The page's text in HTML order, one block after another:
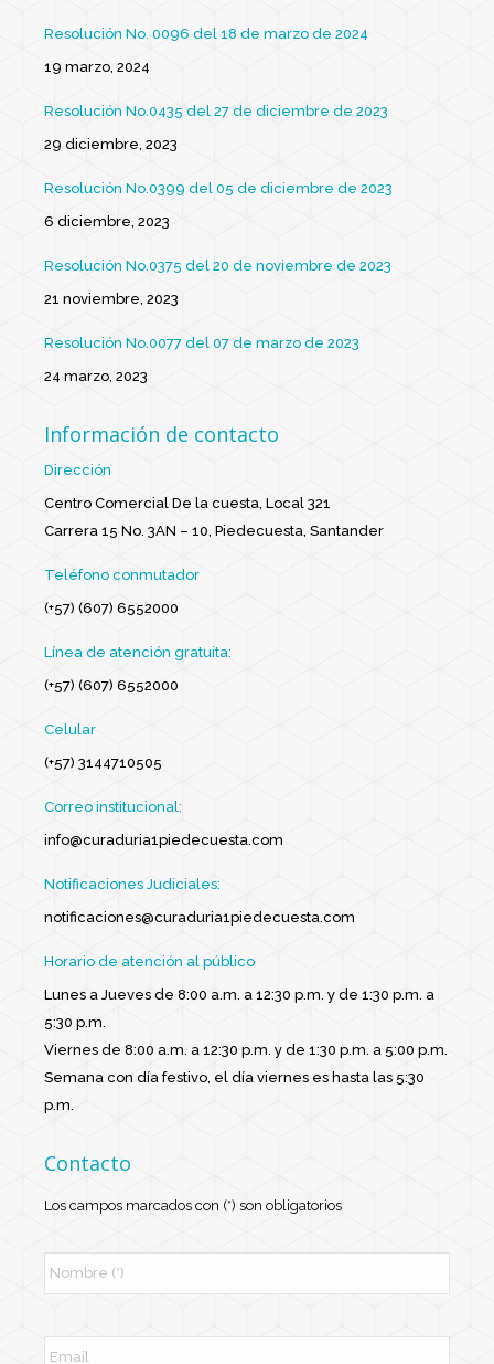
Resolución No. 0096 del 18 de marzo de 2024
19 marzo, 2024
Resolución No.0435 del 27 de diciembre de 2023
29 diciembre, 2023
Resolución No.0399 del 05 de diciembre de 2023
6 diciembre, 2023
Resolución No.0375 del 20 de noviembre de 2023
21 noviembre, 2023
Resolución No.0077 del 07 de marzo de 2023
24 marzo, 2023
Información de contacto
Dirección
Centro Comercial De la cuesta, Local 321
Carrera 15 No. 3AN – 10, Piedecuesta, Santander
Teléfono conmutador
(+57) (607) 6552000
Línea de atención gratuita:
(+57) (607) 6552000
Celular
(+57) 3144710505
Correo institucional:
info@curaduria1piedecuesta.com
Notificaciones Judiciales:
notificaciones@curaduria1piedecuesta.com
Horario de atención al público
Lunes a Jueves de 8:00 a.m. a 12:30 p.m. y de 1:30 p.m. a
5:30 p.m.
Viernes de 8:00 a.m. a 12:30 p.m. y de 1:30 p.m. a 5:00 p.m.
Semana con día festivo, el día viernes es hasta las 5:30
p.m.
Contacto
Los campos marcados con (*) son obligatorios
N
o
m
e
E
m